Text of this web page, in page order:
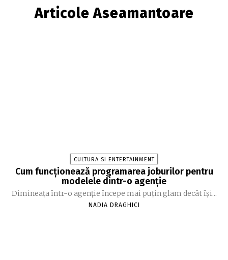
Articole Aseamantoare
CULTURA SI ENTERTAINMENT
Cum funcționează programarea joburilor pentru
modelele dintr-o agenție
Dimineața într-o agenție începe mai puțin glam decât își...
NADIA DRAGHICI